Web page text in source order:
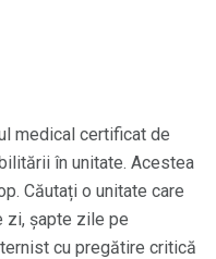
medical certificat de
în unitate. Acestea
Căutați o unitate care
zi, șapte zile pe
cu pregătire critică